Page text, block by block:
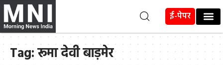
ई-पेपर
Tag:रूमा देवी बाड़मेर